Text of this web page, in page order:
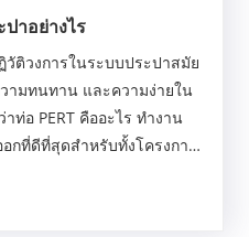
ปาอย่างไร
วัติวงการในระบบประปาสมัย
ามทนทาน และความง่ายใน
ท่อ PERT คืออะไร ทำงาน
อกที่ดีที่สุดสำหรับทั้งโครงการ
นอง......